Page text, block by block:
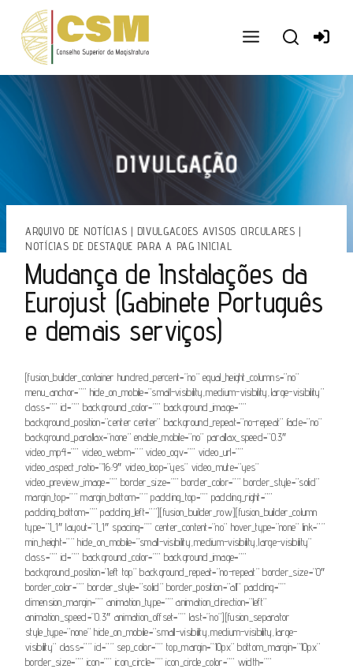
conteúdo
ARQUIVO DE NOTÍCIAS | DIVULGACOES AVISOS CIRCULARES |
NOTÍCIAS DE DESTAQUE PARA A PAG INICIAL
Mudança de Instalações da
Eurojust (Gabinete Português
e demais serviços)
[fusion_builder_container hundred_percent=”no” equal_height_columns=”no”
menu_anchor=”” hide_on_mobile=”small-visibility,medium-visibility,large-visibility”
class=”” id=”” background_color=”” background_image=””
background_position=”center center” background_repeat=”no-repeat” fade=”no”
background_parallax=”none” enable_mobile=”no” parallax_speed=”0.3″
video_mp4=”” video_webm=”” video_ogv=”” video_url=””
video_aspect_ratio=”16:9″ video_loop=”yes” video_mute=”yes”
video_preview_image=”” border_size=”” border_color=”” border_style=”solid”
margin_top=”” margin_bottom=”” padding_top=”” padding_right=””
padding_bottom=”” padding_left=””][fusion_builder_row][fusion_builder_column
type=”1_1″ layout=”1_1″ spacing=”” center_content=”no” hover_type=”none” link=””
min_height=”” hide_on_mobile=”small-visibility,medium-visibility,large-visibility”
class=”” id=”” background_color=”” background_image=””
background_position=”left top” background_repeat=”no-repeat” border_size=”0″
border_color=”” border_style=”solid” border_position=”all” padding=””
dimension_margin=”” animation_type=”” animation_direction=”left”
animation_speed=”0.3″ animation_offset=”” last=”no”][fusion_separator
style_type=”none” hide_on_mobile=”small-visibility,medium-visibility,large-
visibility” class=”” id=”” sep_color=”” top_margin=”10px” bottom_margin=”10px”
border_size=”” icon=”” icon_circle=”” icon_circle_color=”” width=””